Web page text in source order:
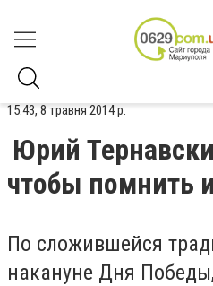
15:43, 8 травня 2014 р.
Юрий
чтобы помнить
По сложившейся
накануне Дня